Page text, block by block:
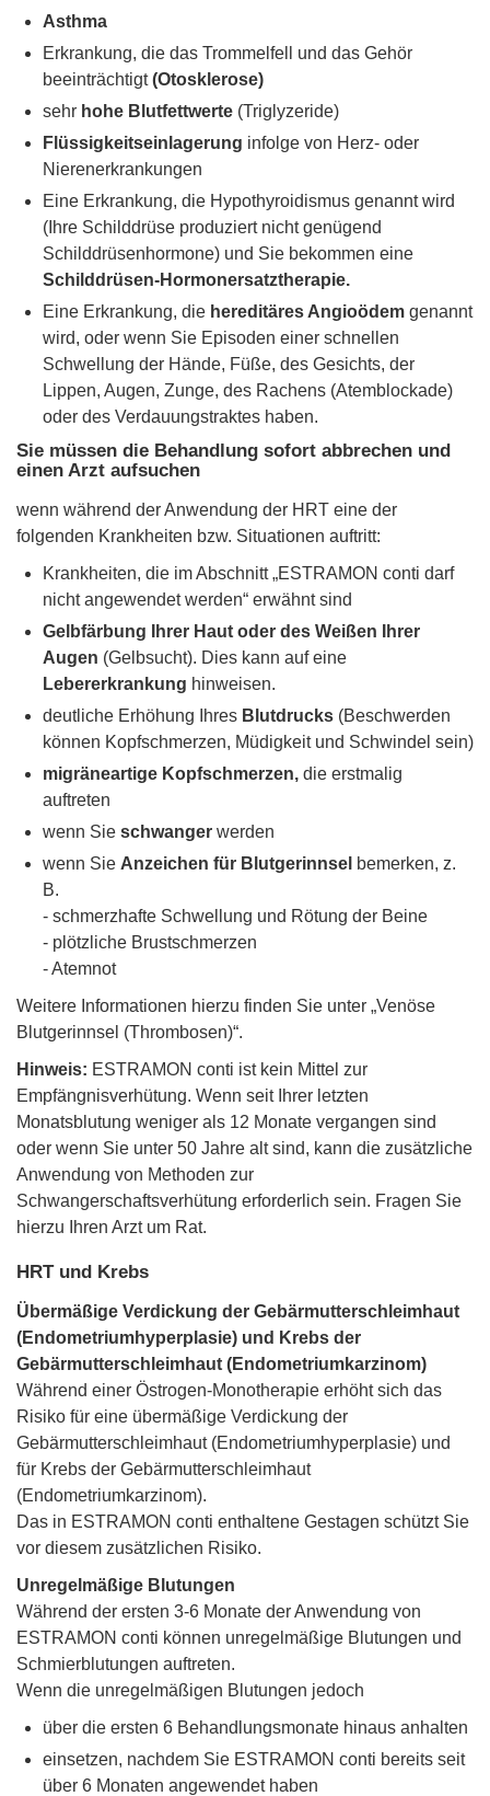
Asthma
Erkrankung, die das Trommelfell und das Gehör
beeinträchtigt(Otosklerose)
sehr hohe Blutfettwerte (Triglyzeride)
Flüssigkeitseinlagerung infolge von Herz- oder
Nierenerkrankungen
Eine Erkrankung, die Hypothyroidismus genannt wird
(Ihre Schilddrüse produziert nicht genügend
Schilddrüsenhormone) und Sie bekommen eine
Schilddrüsen-Hormonersatztherapie.
Eine Erkrankung, die hereditäres Angioödem genannt
wird, oder wenn Sie Episoden einer schnellen
Schwellung der Hände, Füße, des Gesichts, der
Lippen, Augen, Zunge, des Rachens (Atemblockade)
oder des Verdauungstraktes haben.
Sie müssen die Behandlung sofort abbrechen und
einen Arzt aufsuchen
wenn während der Anwendung der HRT eine der
folgenden Krankheiten bzw. Situationen auftritt:
Krankheiten, die im Abschnitt „ESTRAMON conti darf
nicht angewendet werden“ erwähnt sind
Gelbfärbung Ihrer Haut oder des Weißen Ihrer
Augen (Gelbsucht). Dies kann auf eine
Lebererkrankung hinweisen.
deutliche Erhöhung Ihres Blutdrucks (Beschwerden
können Kopfschmerzen, Müdigkeit und Schwindel sein)
migräneartige Kopfschmerzen, die erstmalig
auftreten
wenn Sie schwanger werden
wenn Sie Anzeichen für Blutgerinnsel bemerken, z.
B.
- schmerzhafte Schwellung und Rötung der Beine
- plötzliche Brustschmerzen
- Atemnot
Weitere Informationen hierzu finden Sie unter „Venöse
Blutgerinnsel (Thrombosen)“.
Hinweis: ESTRAMON conti ist kein Mittel zur
Empfängnisverhütung. Wenn seit Ihrer letzten
Monatsblutung weniger als 12 Monate vergangen sind
oder wenn Sie unter 50 Jahre alt sind, kann die zusätzliche
Anwendung von Methoden zur
Schwangerschaftsverhütung erforderlich sein. Fragen Sie
hierzu Ihren Arzt um Rat.
HRT und Krebs
Übermäßige Verdickung der Gebärmutterschleimhaut
(Endometriumhyperplasie) und Krebs der
Gebärmutterschleimhaut (Endometriumkarzinom)
Während einer Östrogen-Monotherapie erhöht sich das
Risiko für eine übermäßige Verdickung der
Gebärmutterschleimhaut (Endometriumhyperplasie) und
für Krebs der Gebärmutterschleimhaut
(Endometriumkarzinom).
Das in ESTRAMON conti enthaltene Gestagen schützt Sie
vor diesem zusätzlichen Risiko.
Unregelmäßige Blutungen
Während der ersten 3-6 Monate der Anwendung von
ESTRAMON conti können unregelmäßige Blutungen und
Schmierblutungen auftreten.
Wenn die unregelmäßigen Blutungen jedoch
über die ersten 6 Behandlungsmonate hinaus anhalten
einsetzen, nachdem Sie ESTRAMON conti bereits seit
über 6 Monaten angewendet haben